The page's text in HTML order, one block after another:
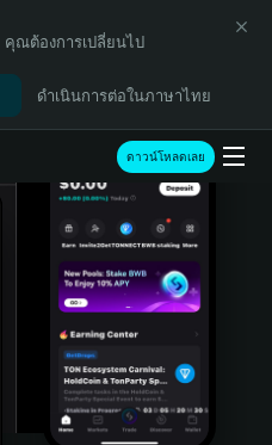
คุณต้องการเปลี่ยนไป
ดำเนินการต่อในภาษาไทย
ดาวน์โหลดเลย